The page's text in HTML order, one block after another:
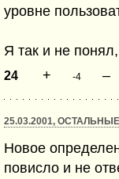
уровне
Я так и не
24 + -4 –
25.03.2001,
Новое
повисло и не